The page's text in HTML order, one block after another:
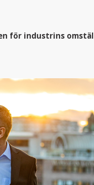
för industrins